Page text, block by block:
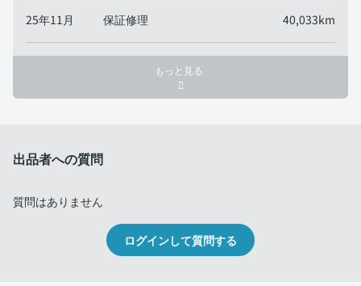
25年11月 保証修理 40,033km
もっと見る
出品者への質問
質問はありません
ログインして質問する